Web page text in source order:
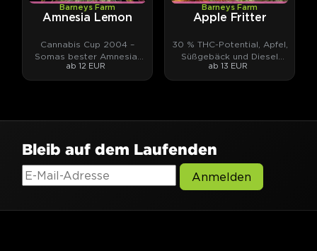
Barneys Farm
Amnesia Lemon
Cannabis Cup 2004 –
Somas bester Amnesia-
Haze-Phänotyp.
ab 12 EUR
Barneys Farm
Apple Fritter
30 % THC-Potential, Apfel,
Süßgebäck und Diesel
zugleich.
ab 13 EUR
Bleib auf dem Laufenden
Anmelden